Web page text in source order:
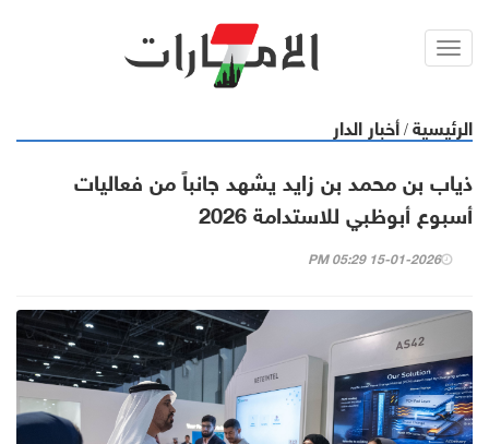
Toggl
الرئيسية / أخبار الدار
ذياب بن محمد بن زايد يشهد جانباً من فعاليات
أسبوع أبوظبي للاستدامة 2026
15-01-2026 05:29 PM